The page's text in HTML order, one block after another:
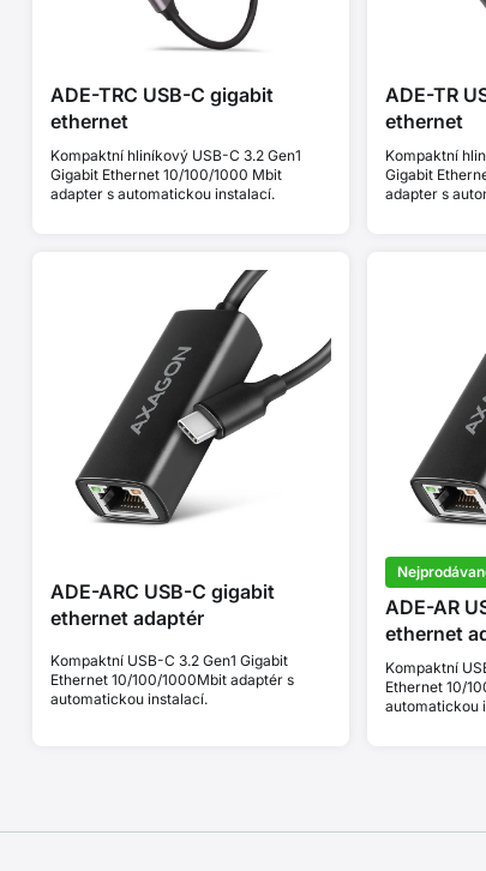
ADE-TRC USB-C gigabit
ethernet
Kompaktní hliníkový USB-C 3.2 Gen1
Gigabit Ethernet 10/100/1000 Mbit
adapter s automatickou instalací.
ADE-TR
ethernet
Kompaktní
Gigabit
adapter s
ADE-ARC USB-C gigabit
ethernet adaptér
Kompaktní USB-C 3.2 Gen1 Gigabit
Ethernet 10/100/1000Mbit adaptér s
automatickou instalací.
ADE-AR
ethernet
Kompaktní
Ethernet 10/
automatickou